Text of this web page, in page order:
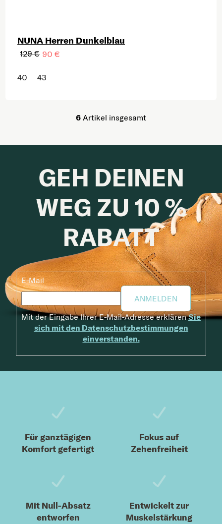
NUNA Herren Dunkelblau
129 € 90 €
40 43
Steuerelemente der
6 Artikel insgesamt
GEH DEINEN
WEG ZU 10 %
RABATT
E-Mail
ANMELDEN
Mit der Eingabe Ihrer E-Mail-Adresse erklärenSie
sich mit den Datenschutzbestimmungen
einverstanden.
Für ganztägigen
Komfort gefertigt
Fokus auf
Zehenfreiheit
Mit Null-Absatz
entworfen
Entwickelt zur
Muskelstärkung